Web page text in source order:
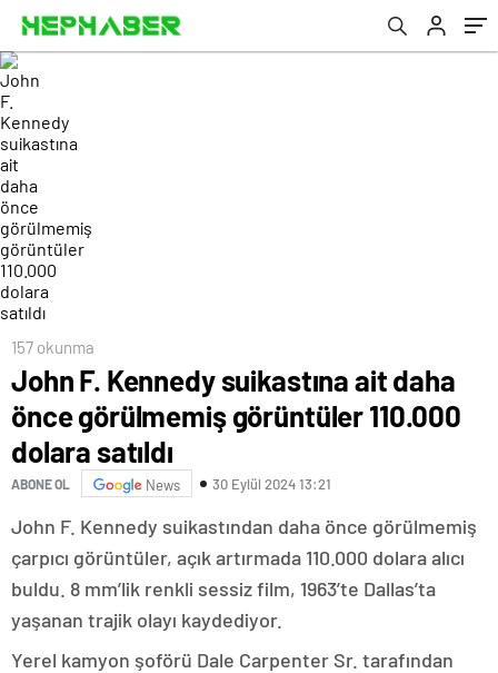
157 okunma
John F. Kennedy suikastına ait daha
önce görülmemiş görüntüler 110.000
dolara satıldı
ABONE OL News 30 Eylül 2024 13:21
John F. Kennedy suikastından daha önce görülmemiş
çarpıcı görüntüler, açık artırmada 110.000 dolara alıcı
buldu. 8 mm’lik renkli sessiz film, 1963’te Dallas’ta
yaşanan trajik olayı kaydediyor.
Yerel kamyon şoförü Dale Carpenter Sr. tarafından